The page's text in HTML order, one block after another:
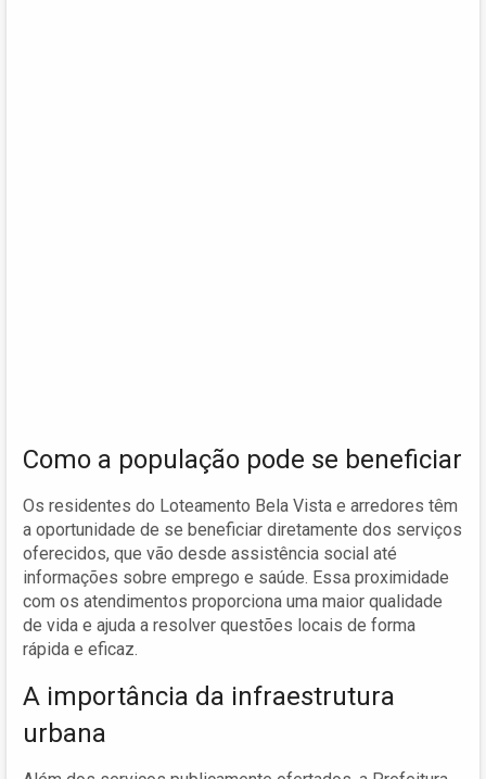
Como a população pode se beneficiar
Os residentes do Loteamento Bela Vista e arredores têm
a oportunidade de se beneficiar diretamente dos serviços
oferecidos, que vão desde assistência social até
informações sobre emprego e saúde. Essa proximidade
com os atendimentos proporciona uma maior qualidade
de vida e ajuda a resolver questões locais de forma
rápida e eficaz.
A importância da infraestrutura
urbana